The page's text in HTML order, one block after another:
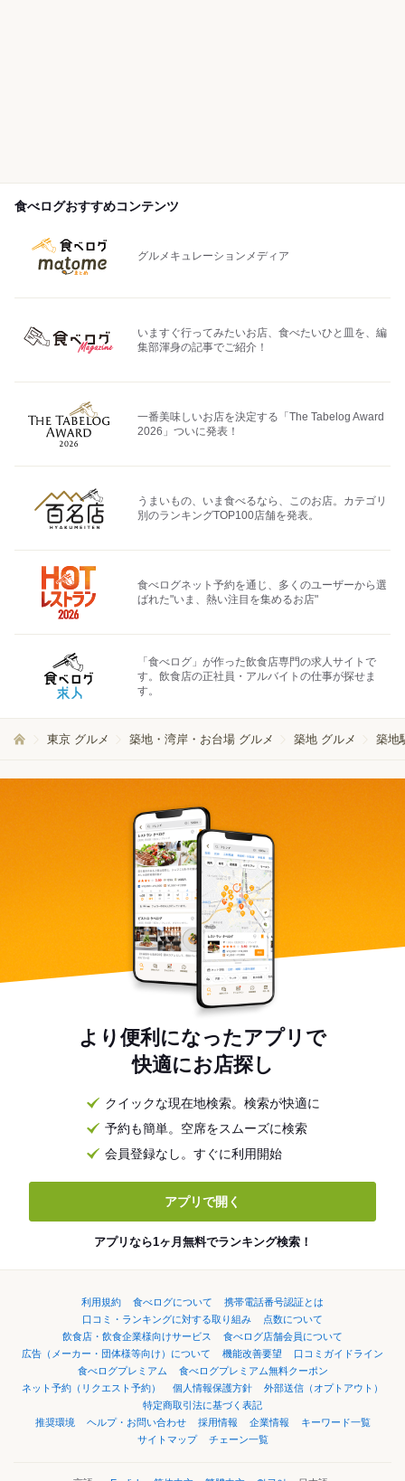
食べログおすすめコンテンツ
グルメキュレーションメディア
いますぐ行ってみたいお店、食べたいひと皿を、編
集部渾身の記事でご紹介！
一番美味しいお店を決定する「The Tabelog Award
2026」ついに発表！
うまいもの、いま食べるなら、このお店。カテゴリ
別のランキングTOP100店舗を発表。
食べログネット予約を通じ、多くのユーザーから選
ばれた"いま、熱い注目を集めるお店"
「食べログ」が作った飲食店専門の求人サイトで
す。飲食店の正社員・アルバイトの仕事が探せま
す。
東京 グルメ 築地・湾岸・お台場 グルメ 築地 グルメ 築地
より便利になったアプリで
快適にお店探し
クイックな現在地検索。検索が快適に
予約も簡単。空席をスムーズに検索
会員登録なし。すぐに利用開始
アプリで開く
アプリなら1ヶ月無料でランキング検索！
利用規約 食べログについて
携帯電話番号認証とは
口コミ・ランキングに対する取り組み
点数について
飲食店・飲食企業様向けサービス
食べログ店舗会員について
広告（メーカー・団体様等向け）について
機能改善要望
口コミガイドライン
食べログプレミアム
食べログプレミアム無料クーポン
ネット予約（リクエスト予約）
個人情報保護方針
外部送信（オプトアウト）
特定商取引法に基づく表記
推奨環境
ヘルプ・お問い合わせ 採用情報 企業情報
キーワード一覧
サイトマップ
チェーン一覧